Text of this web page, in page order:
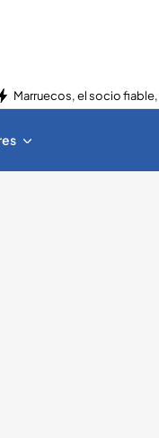
Marruecos, el socio